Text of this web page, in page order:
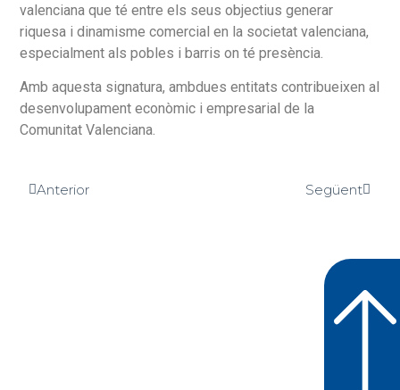
valenciana que té entre els seus objectius generar
riquesa i dinamisme comercial en la societat valenciana,
especialment als pobles i barris on té presència.
Amb aquesta signatura, ambdues entitats contribueixen al
desenvolupament econòmic i empresarial de la
Comunitat Valenciana.
Anterior Següent